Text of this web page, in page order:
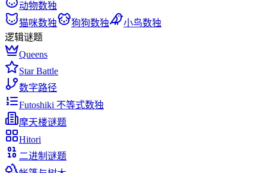
动物数独
猫咪数独
狗狗数独
小鸟数独
逻辑谜题
Queens
Star Battle
数字路径
Futoshiki 不等式数独
摩天楼谜题
Hitori
二进制谜题